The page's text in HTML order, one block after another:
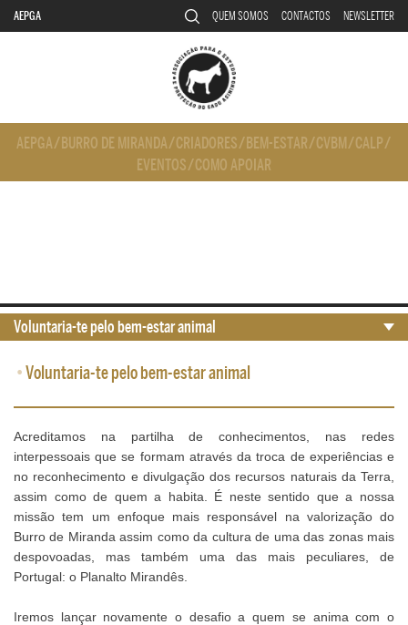
AEPGA QUEM SOMOS CONTACTOS NEWSLETTER
AEPGA/ BURRO DE MIRANDA/CRIADORES/ BEM-ESTAR/CVBM/CALP/
EVENTOS/COMO APOIAR
•Voluntaria-te pelo bem-estar animal
Acreditamos na partilha de conhecimentos, nas redes
interpessoais que se formam através da troca de experiências e
no reconhecimento e divulgação dos recursos naturais da Terra,
assim como de quem a habita. É neste sentido que a nossa
missão tem um enfoque mais responsável na valorização do
Burro de Miranda assim como da cultura de uma das zonas mais
despovoadas, mas também uma das mais peculiares, de
Portugal: o Planalto Mirandês.
Iremos lançar novamente o desafio a quem se anima com o
Voluntaria-te pelo bem-estar animal